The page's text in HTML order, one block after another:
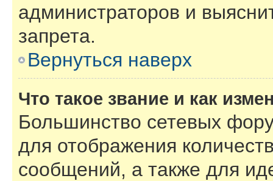
администраторов и
запрета.
Вернуться наверх
Что такое звание и как
Большинство сетевых
для отображения
сообщений, а также для